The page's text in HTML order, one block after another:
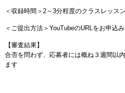
＜収録時間＞2～3分程度のクラスレッス
＜ご提出方法＞YouTubeのURLをお申込
【審査結果】
合否を問わず、応募者には概ね３週間以
ます